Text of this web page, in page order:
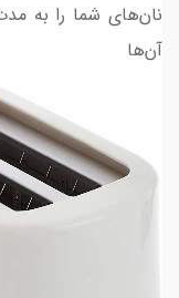
نان‌های شما را به
آن‌ها